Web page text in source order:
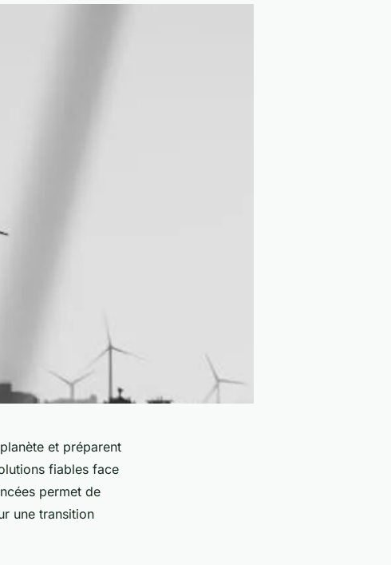
et préparent
fiables face
permet de
une transition